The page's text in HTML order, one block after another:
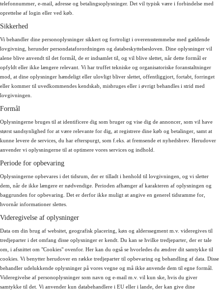
telefonnummer, e-mail, adresse og betalingsoplysninger. Det vil typisk være i forbindelse med
oprettelse af login eller ved køb.
Sikkerhed
Vi behandler dine personoplysninger sikkert og fortroligt i overensstemmelse med gældende
lovgivning, herunder persondataforordningen og databeskyttelsesloven. Dine oplysninger vil
alene blive anvendt til det formål, de er indsamlet til, og vil blive slettet, når dette formål er
opfyldt eller ikke længere relevant. Vi har truffet tekniske og organisatoriske foranstaltninger
mod, at dine oplysninger hændeligt eller ulovligt bliver slettet, offentliggjort, fortabt, forringet
eller kommer til uvedkommendes kendskab, misbruges eller i øvrigt behandles i strid med
lovgivningen.
Formål
Oplysningerne bruges til at identificere dig som bruger og vise dig de annoncer, som vil have
størst sandsynlighed for at være relevante for dig, at registrere dine køb og betalinger, samt at
kunne levere de services, du har efterspurgt, som f.eks. at fremsende et nyhedsbrev. Herudover
anvender vi oplysningerne til at optimere vores services og indhold.
Periode for opbevaring
Oplysningerne opbevares i det tidsrum, der er tilladt i henhold til lovgivningen, og vi sletter
dem, når de ikke længere er nødvendige. Perioden afhænger af karakteren af oplysningen og
baggrunden for opbevaring. Det er derfor ikke muligt at angive en generel tidsramme for,
hvornår informationer slettes.
Videregivelse af oplysninger
Data om din brug af websitet, geografisk placering, køn og alderssegment m.v. videregives til
tredjeparter i det omfang disse oplysninger er kendt. Du kan se hvilke tredjeparter, der er tale
om, i afsnittet om "Cookies" ovenfor. Her kan du også se hvorledes du ændrer dit samtykke til
cookies. Vi benytter herudover en række tredjeparter til opbevaring og behandling af data. Disse
behandler udelukkende oplysninger på vores vegne og må ikke anvende dem til egne formål.
Videregivelse af personoplysninger som navn og e-mail m.v. vil kun ske, hvis du giver
samtykke til det. Vi anvender kun databehandlere i EU eller i lande, der kan give dine